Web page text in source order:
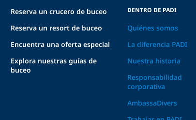
Reserva un crucero de buceo
Reserva un resort de buceo
Encuentra una oferta especial
Explora nuestras guías de
buceo
DENTRO DE PADI
Quiénes somos
La diferencia PADI
Nuestra historia
Responsabilidad
corporativa
AmbassaDivers